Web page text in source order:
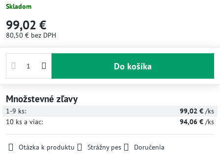
Skladom
99,02 €
80,50 € bez DPH
Do košíka
Množstevné zľavy
1-9 ks: 99,02 € /ks
10 ks a viac: 94,06 € /ks
Otázka k produktu Strážny pes
Doručenia